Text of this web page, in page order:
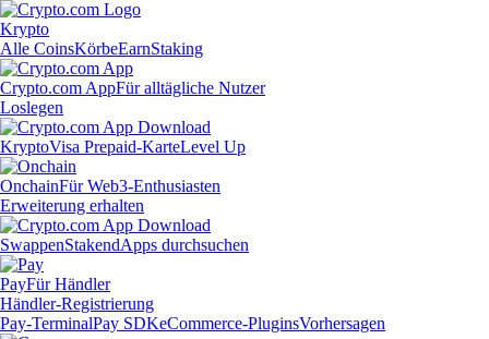
Krypto
Alle CoinsKörbeEarnStaking
Crypto.com AppFür alltägliche Nutzer
Loslegen
KryptoVisa Prepaid-KarteLevel Up
OnchainFür Web3-Enthusiasten
Erweiterung erhalten
SwappenStakendApps durchsuchen
PayFür Händler
Händler-Registrierung
Pay-TerminalPay SDKeCommerce-PluginsVorhersagen